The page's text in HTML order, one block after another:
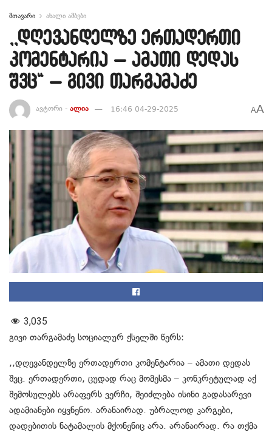
მთავარი ახალი ამბები
,,დღევანდელზე ერთადერთი
კომენტარია – ამათი დედას
შვც“ – გივი თარგამაძე
ავტორი - ალია 16:46 04-29-2025 AA
3,035
გივი თარგამაძე სოციალურ ქსელში წერს:
,,დღევანდელზე ერთადერთი კომენტარია – ამათი დედას
შვც. ერთადერთი, ცუდად რაც მომესმა – კონკრეტულად აქ
შემოსულებს არაფერს ვერჩი, შეიძლება ისინი გადასარევი
ადამიანები იყვნენო. არანაირად. უბრალოდ კარგები,
დადებითის ნატამალის მქონენიც არა. არანაირად. რა თქმა